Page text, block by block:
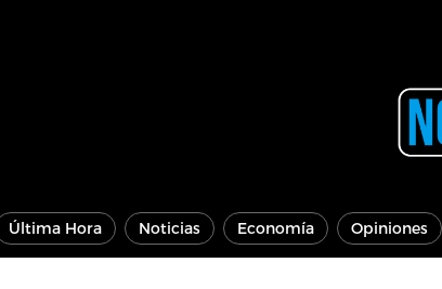
Última Hora Noticias Economía Opiniones